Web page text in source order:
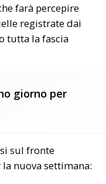
farà percepire
registrate dai
tutta la fascia
giorno per
sul fronte
nuova settimana: